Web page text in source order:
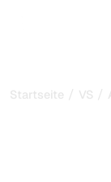
Startseite / VS /